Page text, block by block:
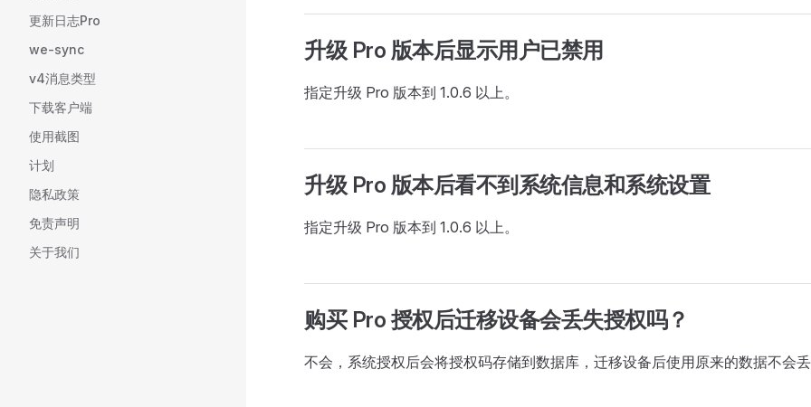
更新日志Pro
we-sync
v4消息类型
下载客户端
使用截图
计划
隐私政策
免责声明
关于我们
升级 Pro 版本后显示用户已禁用
指定升级 Pro 版本到 1.0.6 以上。
升级 Pro 版本后看不到系统信息和系统设置
指定升级 Pro 版本到 1.0.6 以上。
购买 Pro 授权后迁移设备会丢失授权吗？
不会，系统授权后会将授权码存储到数据库，迁移设备后使用原来的数据不会